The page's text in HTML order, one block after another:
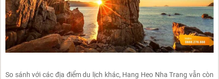
So sánh với các địa điểm du lịch khác, Hang Heo Nha Trang vẫn còn